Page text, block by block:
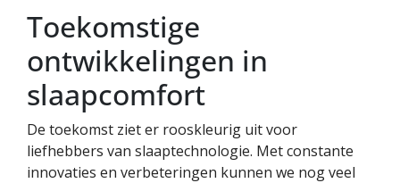
Toekomstige
ontwikkelingen in
slaapcomfort
De toekomst ziet er rooskleurig uit voor
liefhebbers van slaaptechnologie. Met constante
innovaties en verbeteringen kunnen we nog veel